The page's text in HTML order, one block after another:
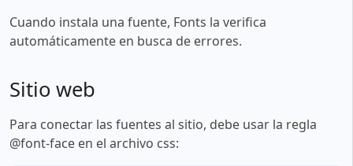
Cuando instala una fuente, Fonts la verifica
automáticamente en busca de errores.
Sitio web
Para conectar las fuentes al sitio, debe usar la regla
@font-face en el archivo css: